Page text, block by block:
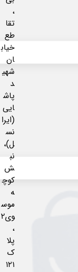
،
تقا
طع
خیاب
ان
شهی
د
پاش
ایی
(ایرا
نس
ل)،
نب
ش
کوچ
ه
موس
وی۲
،
پلا
ک
۱۲۱